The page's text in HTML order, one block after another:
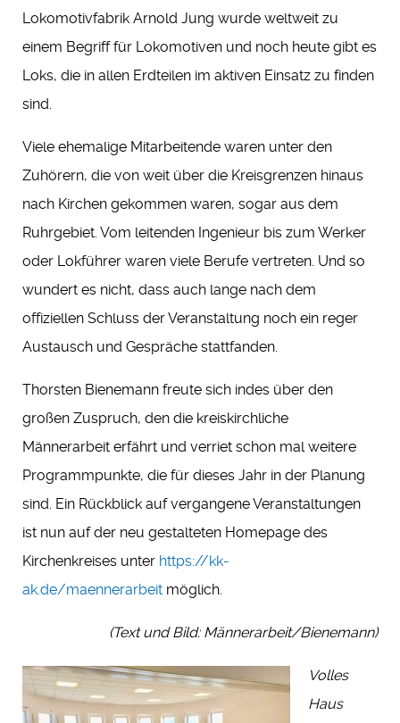
Lokomotivfabrik Arnold Jung wurde weltweit zu
einem Begriff für Lokomotiven und noch heute gibt es
Loks, die in allen Erdteilen im aktiven Einsatz zu finden
sind.
Viele ehemalige Mitarbeitende waren unter den
Zuhörern, die von weit über die Kreisgrenzen hinaus
nach Kirchen gekommen waren, sogar aus dem
Ruhrgebiet. Vom leitenden Ingenieur bis zum Werker
oder Lokführer waren viele Berufe vertreten. Und so
wundert es nicht, dass auch lange nach dem
offiziellen Schluss der Veranstaltung noch ein reger
Austausch und Gespräche stattfanden.
Thorsten Bienemann freute sich indes über den
großen Zuspruch, den die kreiskirchliche
Männerarbeit erfährt und verriet schon mal weitere
Programmpunkte, die für dieses Jahr in der Planung
sind. Ein Rückblick auf vergangene Veranstaltungen
ist nun auf der neu gestalteten Homepage des
Kirchenkreises unter https://kk-
ak.de/maennerarbeit möglich.
(Text und Bild: Männerarbeit/Bienemann)
Volles
Haus